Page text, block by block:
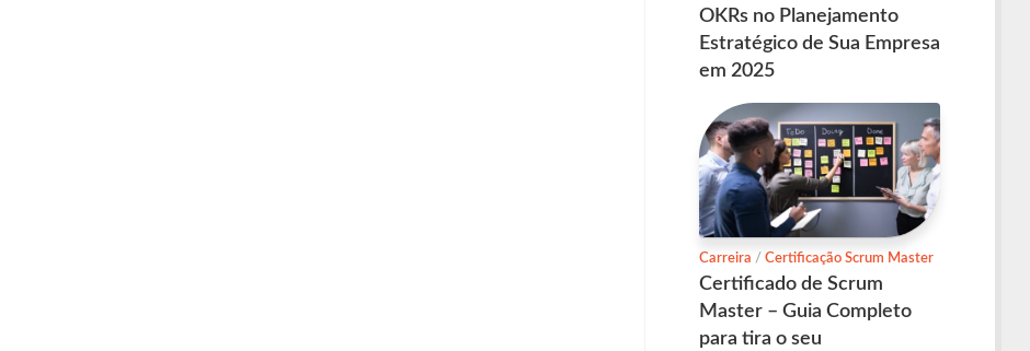
OKRs no Planejamento
Estratégico de Sua Empresa
em 2025
Carreira / Certificação Scrum Master
Certificado de Scrum
Master – Guia Completo
para tira o seu